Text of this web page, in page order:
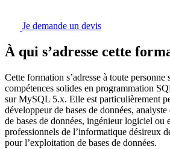
Je demande un devis
À qui s’adresse cette
Cette formation s’adresse à toute personne
compétences solides en programmation
sur MySQL 5.x. Elle est particulièrement
développeur de bases de données,
de bases de données, ingénieur logiciel ou
professionnels de l’informatique désireux
pour l’exploitation de bases de données.